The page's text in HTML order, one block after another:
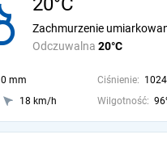
Odczuwalna 20°C
Zachmurzenie
0 mm Ciśnienie:
18 km/h Wilgotność: